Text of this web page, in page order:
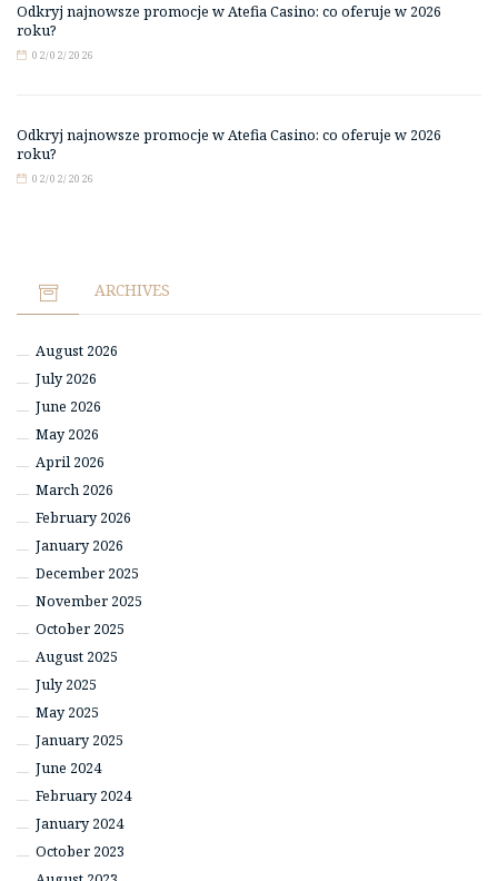
Odkryj najnowsze promocje w Atefia Casino: co oferuje w 2026
roku?
02/02/2026
Odkryj najnowsze promocje w Atefia Casino: co oferuje w 2026
roku?
02/02/2026
ARCHIVES
August 2026
July 2026
June 2026
May 2026
April 2026
March 2026
February 2026
January 2026
December 2025
November 2025
October 2025
August 2025
July 2025
May 2025
January 2025
June 2024
February 2024
January 2024
October 2023